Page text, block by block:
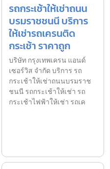
รถกระเช้าให้เช่าถนน
บรมราชชนนี บริการ
ให้เช่ารถเครนติด
กระเช้า ราคาถูก
บริษัท กรุงเทพเครน แอนด์
เซอร์วิส จำกัด บริการ รถ
กระเช้าให้เช่าถนนบรมราช
ชนนี รถกระเช้าให้เช่า รถ
กระเช้าไฟฟ้าให้เช่า รถเค